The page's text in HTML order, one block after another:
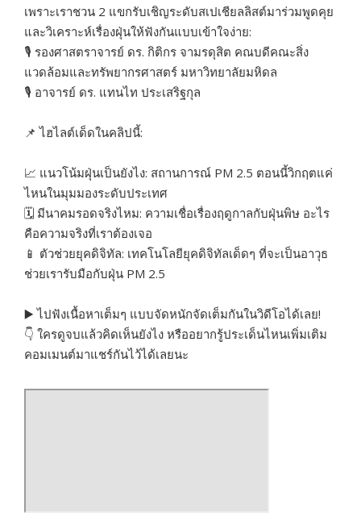
เพราะเราชวน 2 แขกรับเชิญระดับสเปเชียลลิสต์มาร่วมพูดคุย
และวิเคราะห์เรื่องฝุ่นให้ฟังกันแบบเข้าใจง่าย:
🎙️ รองศาสตราจารย์ ดร. กิติกร จามรดุสิต คณบดีคณะสิ่ง
แวดล้อมและทรัพยากรศาสตร์ มหาวิทยาลัยมหิดล
🎙️ อาจารย์ ดร. แทนไท ประเสริฐกุล
📌 ไฮไลต์เด็ดในคลิปนี้:
📈 แนวโน้มฝุ่นเป็นยังไง: สถานการณ์ PM 2.5 ตอนนี้วิกฤตแค่
ไหนในมุมมองระดับประเทศ
🗓️ มีนาคมรอดจริงไหม: ความเชื่อเรื่องฤดูกาลกับฝุ่นพิษ อะไร
คือความจริงที่เราต้องเจอ
📱 ตัวช่วยยุคดิจิทัล: เทคโนโลยียุคดิจิทัลเด็ดๆ ที่จะเป็นอาวุธ
ช่วยเรารับมือกับฝุ่น PM 2.5
▶️ ไปฟังเนื้อหาเต็มๆ แบบจัดหนักจัดเต็มกันในวิดีโอได้เลย!
👇 ใครดูจบแล้วคิดเห็นยังไง หรืออยากรู้ประเด็นไหนเพิ่มเติม
คอมเมนต์มาแชร์กันไว้ได้เลยนะ